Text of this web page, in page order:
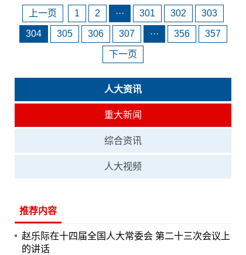
上一页 1 2 ··· 301 302 303
304 305 306 307 ··· 356 357
下一页
人大资讯
重大新闻
综合资讯
人大视频
推荐内容
赵乐际在十四届全国人大常委会 第二十三次会议上
的讲话